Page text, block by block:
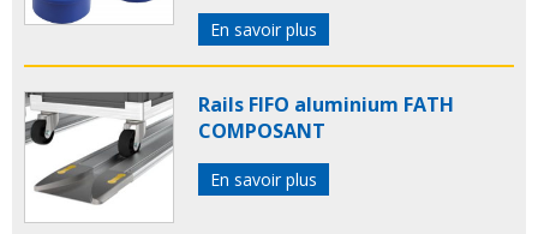
En savoir plus
Rails FIFO aluminium FATH
COMPOSANT
En savoir plus